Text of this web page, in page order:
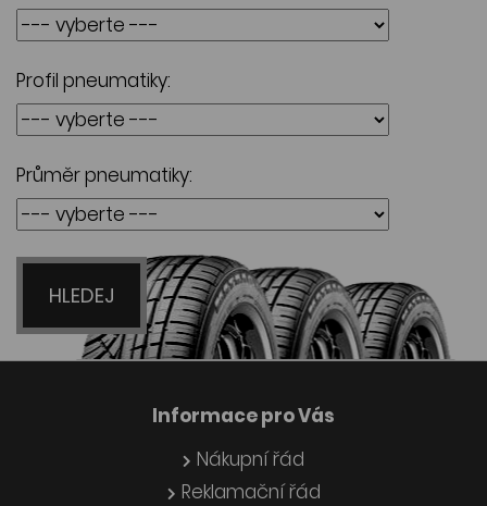
Profil pneumatiky:
Průměr pneumatiky:
HLEDEJ
Informace pro Vás
Nákupní řád
Reklamační řád